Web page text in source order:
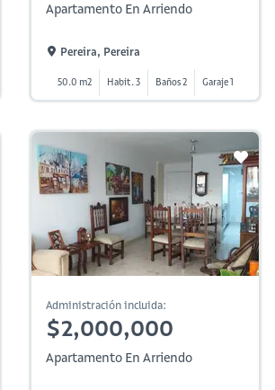
Apartamento En Arriendo
Pereira, Pereira
50.0 m2 Habit. 3 Baños 2 Garaje 1
Administración incluida:
$2,000,000
Apartamento En Arriendo